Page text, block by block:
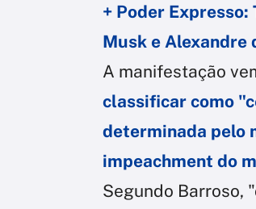
+ Poder
Musk e Alexandre
A manifestação
classificar como
determinada pelo
impeachment do
Segundo Barroso,